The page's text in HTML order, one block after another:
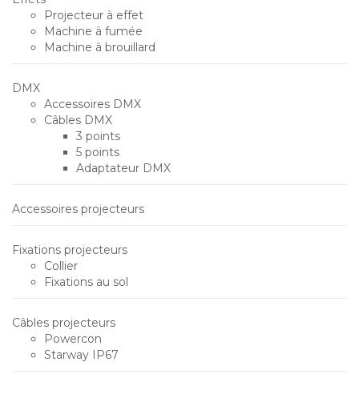
Projecteur à effet
Machine à fumée
Machine à brouillard
DMX
Accessoires DMX
Câbles DMX
3 points
5 points
Adaptateur DMX
Accessoires projecteurs
Fixations projecteurs
Collier
Fixations au sol
Câbles projecteurs
Powercon
Starway IP67